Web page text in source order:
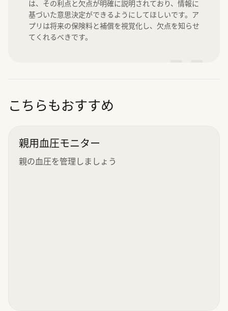
は、その利点と欠点が明確に説明されており、情報に
基づいた意思決定ができるようにしてほしいです。ア
プリは将来の保険料と補償を視覚化し、欠点を知らせ
てくれるべきです。
こちらもおすすめ
親用血圧モニター
親の血圧を管理しましょう